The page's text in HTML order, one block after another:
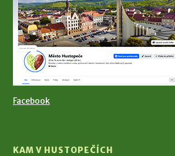
Facebook
KAM V HUSTOPEČÍCH